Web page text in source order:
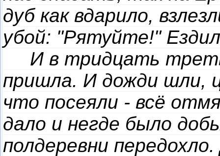
дуб как вдарило,
убой: "Рятуйте!"
И в тридцать
пришла. И дожди шли,
что посеяли - всё
дало и негде было
полдеревни